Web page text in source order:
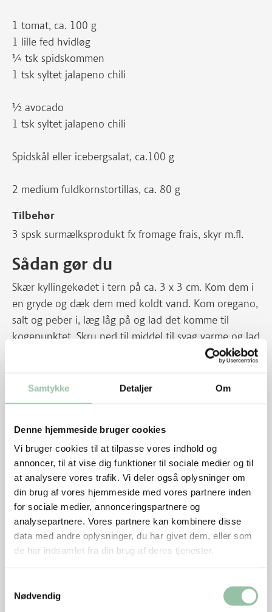
Samtykke Detaljer Om
Denne hjemmeside bruger cookies
Vi bruger cookies til at tilpasse vores indhold og
annoncer, til at vise dig funktioner til sociale medier og til
at analysere vores trafik. Vi deler også oplysninger om
din brug af vores hjemmeside med vores partnere inden
for sociale medier, annonceringspartnere og
analysepartnere. Vores partnere kan kombinere disse
data med andre oplysninger, du har givet dem, eller som
de har indsamlet fra din brug af deres tjenester.
Nødvendig
1 tomat, ca. 100 g
1 lille fed hvidløg
¼ tsk spidskommen
1 tsk syltet jalapeno chili
½ avocado
1 tsk syltet jalapeno chili
Spidskål eller icebergsalat, ca.100 g
2 medium fuldkornstortillas, ca. 80 g
Tilbehør
3 spsk surmælksprodukt fx fromage frais, skyr m.fl.
Sådan gør du
Skær kyllingekødet i tern på ca. 3 x 3 cm. Kom dem i
en gryde og dæk dem med koldt vand. Kom oregano,
salt og peber i, læg låg på og lad det komme til
kogepunktet. Skru ned til middel til svag varme og lad
kyllingekødet koge ca. 10 minutter til kødet er mørt
Tag kødet op på en tallerken. Riv det fra hinanden
med 2 gafler
Mens kødet koger:
Skær tomaten i meget små tern. Bland med presset
eller finthakket hvidløg, spidskommen og finthakket
jalapeno til en tomatsalsa. Smag til med salt og peber.
Mos avocadokødet med en gaffel og rør finthakket
jalapeno i. Smag til med salt.
Snit spidskålen fint.
Varm tortillaerne på en tør pande.